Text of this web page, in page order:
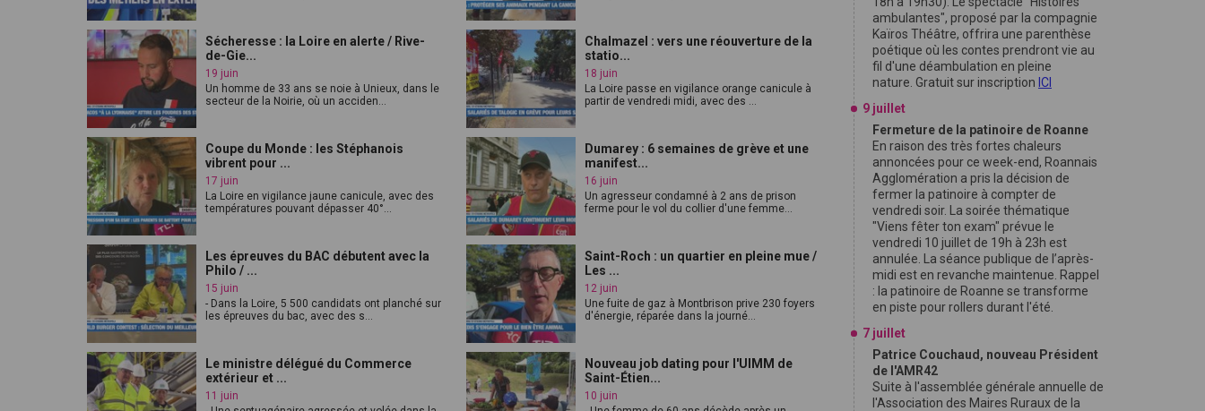
Sécheresse : la Loire en alerte / Rive-
de-Gie...
19 juin
Un homme de 33 ans se noie à Unieux, dans le
secteur de la Noirie, où un acciden...
Chalmazel : vers une réouverture de la
statio...
18 juin
La Loire passe en vigilance orange canicule à
partir de vendredi midi, avec des ...
Coupe du Monde : les Stéphanois
vibrent pour ...
17 juin
La Loire en vigilance jaune canicule, avec des
températures pouvant dépasser 40°...
Dumarey : 6 semaines de grève et une
manifest...
16 juin
Un agresseur condamné à 2 ans de prison
ferme pour le vol du collier d'une femme...
Les épreuves du BAC débutent avec la
Philo / ...
15 juin
- Dans la Loire, 5 500 candidats ont planché sur
les épreuves du bac, avec des s...
Saint-Roch : un quartier en pleine mue /
Les ...
12 juin
Une fuite de gaz à Montbrison prive 230 foyers
d'énergie, réparée dans la journé...
Le ministre délégué du Commerce
extérieur et ...
11 juin
Nouveau job dating pour l'UIMM de
Saint-Étien...
10 juin
ambulantes", proposé par la compagnie
Kaïros Théâtre, offrira une parenthèse
poétique où les contes prendront vie au
fil d'une déambulation en pleine
nature. Gratuit sur inscription ICI
9 juillet
Fermeture de la patinoire de Roanne
En raison des très fortes chaleurs
annoncées pour ce week-end, Roannais
Agglomération a pris la décision de
fermer la patinoire à compter de
vendredi soir. La soirée thématique
"Viens fêter ton exam" prévue le
vendredi 10 juillet de 19h à 23h est
annulée. La séance publique de l’après-
midi est en revanche maintenue. Rappel
: la patinoire de Roanne se transforme
en piste pour rollers durant l'été.
7 juillet
Patrice Couchaud, nouveau Président
de l'AMR42
Suite à l'assemblée générale annuelle de
l'Association des Maires Ruraux de la